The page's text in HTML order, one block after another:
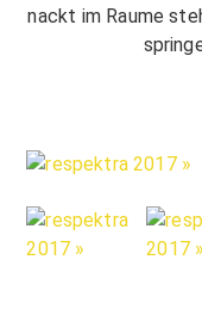
nackt im Raume